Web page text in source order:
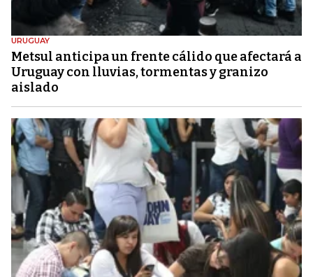
URUGUAY
Metsul anticipa un frente cálido que afectará a
Uruguay con lluvias, tormentas y granizo
aislado